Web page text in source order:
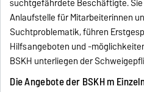
Anlaufstelle für Mitarbeiterinnen
Suchtproblematik, führen
Hilfsangeboten und -
BSKH unterliegen der
Die Angebote der BSKH m